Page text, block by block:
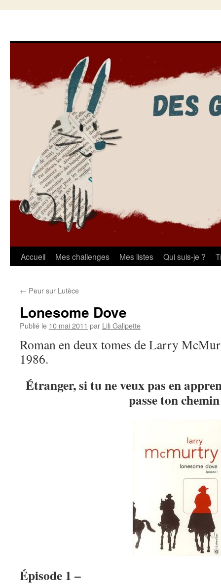
Aller
contenu
Accueil Mes challenges Mes listes Qui suis-je ?
← Peur sur Lutèce
Lonesome Dove
Publié le 10 mai 2011 par Lili Galipette
Roman en deux tomes de Larry
1986.
Étranger, si tu ne veux pas en
passe ton
Épisode 1 –